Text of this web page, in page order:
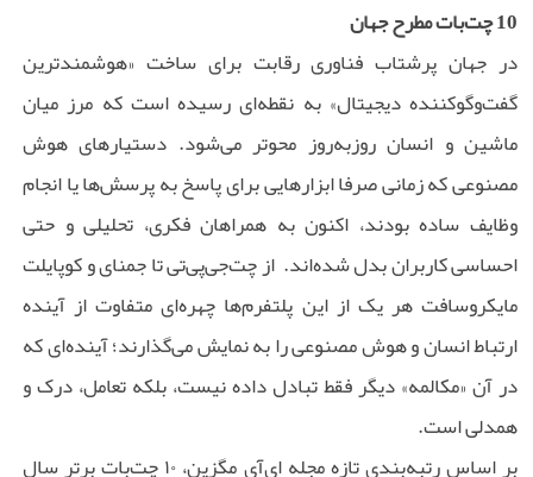
10 چت‌بات مطرح جهان
در جهان پرشتاب فناوری رقابت برای ساخت «هوشمندترین
گفت‌وگوکننده دیجیتال» به نقطه‌ای رسیده است که مرز میان
ماشین و انسان روزبه‌روز محوتر می‌شود. دستیارهای هوش
مصنوعی که زمانی صرفا ابزارهایی برای پاسخ به پرسش‌ها یا انجام
وظایف ساده بودند، اکنون به همراهان فکری، تحلیلی و حتی
احساسی کاربران بدل شده‌اند. از چت‌جی‌پی‌تی تا جمنای و کوپایلت
مایکروسافت هر یک از این پلتفرم‌ها چهره‌ای متفاوت از آینده
ارتباط انسان و هوش مصنوعی را به نمایش می‌گذارند؛ آینده‌ای که
در آن «مکالمه» دیگر فقط تبادل داده نیست، بلکه تعامل، درک و
همدلی است.
بر اساس رتبه‌بندی تازه مجله ای‌آی مگزین، ۱۰ چت‌بات برتر سال